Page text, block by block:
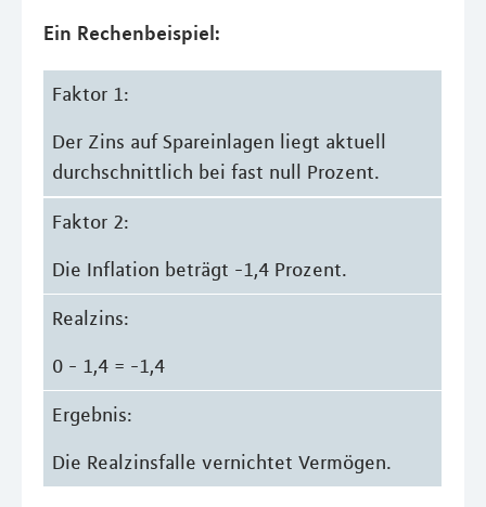
Ein Rechenbeispiel:
Faktor 1:
Der Zins auf Spareinlagen liegt aktuell
durchschnittlich bei fast null Prozent.
Faktor 2:
Die Inflation beträgt -1,4 Prozent.
Realzins:
0 - 1,4 = -1,4
Ergebnis:
Die Realzinsfalle vernichtet Vermögen.